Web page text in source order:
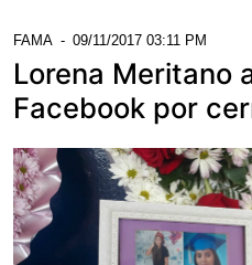
FAMA - 09/11/2017 03:11 PM
Lorena Meritano
Facebook por